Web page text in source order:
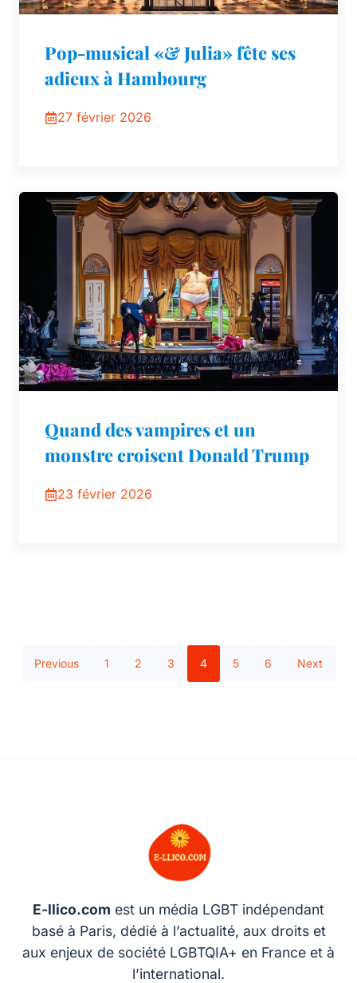
Pop-musical «& Julia» fête ses
adieux à Hambourg
27 février 2026
Quand des vampires et un
monstre croisent Donald Trump
23 février 2026
Previous 1 2 3 4 5 6 Next
E-llico.com est un média LGBT indépendant
basé à Paris, dédié à l’actualité, aux droits et
aux enjeux de société LGBTQIA+ en France et à
l’international.